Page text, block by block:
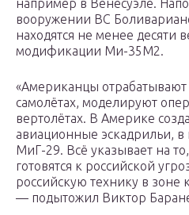
вооружении ВС
находятся не менее десяти
модификации Ми-35М2.
«Американцы отрабатывают
самолётах, моделируют
вертолётах. В Америке
авиационные эскадрильи, в
МиГ-29. Всё указывает на
готовятся к российской
российскую технику в зоне
— подытожил Виктор